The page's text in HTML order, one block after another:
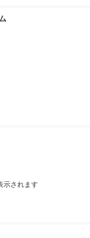
示されます